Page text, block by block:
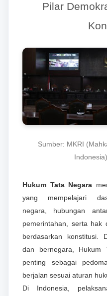
Pilar
Sumber: MKRI
Hukum Tata Negara
yang mempelajari
negara, hubungan
pemerintahan, serta hak
berdasarkan konstitusi.
dan bernegara, Hukum
penting sebagai
berjalan sesuai aturan
Di Indonesia,